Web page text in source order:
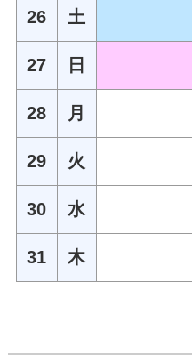
26 土
27 日
28 月
29 火
30 水
31 木